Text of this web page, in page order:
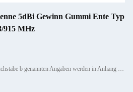
5dBi Gewinn Gummi Ente Typ
915 MHz
Modellnummer: Die in Absatz 1 Buchstabe b genannten Angaben werden in Anhang I der Verordnung (EU) Nr. 182/2011 au